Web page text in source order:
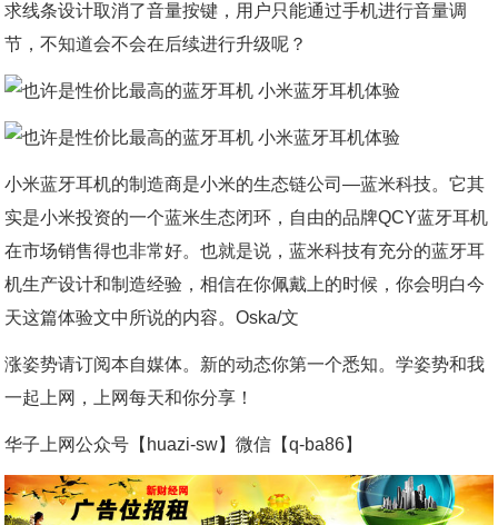
求线条设计取消了音量按键，用户只能通过手机进行音量调
节，不知道会不会在后续进行升级呢？
小米蓝牙耳机的制造商是小米的生态链公司—蓝米科技。它其
实是小米投资的一个蓝米生态闭环，自由的品牌QCY蓝牙耳机
在市场销售得也非常好。也就是说，蓝米科技有充分的蓝牙耳
机生产设计和制造经验，相信在你佩戴上的时候，你会明白今
天这篇体验文中所说的内容。Oska/文
涨姿势请订阅本自媒体。新的动态你第一个悉知。学姿势和我
一起上网，上网每天和你分享！
华子上网公众号【huazi-sw】微信【q-ba86】